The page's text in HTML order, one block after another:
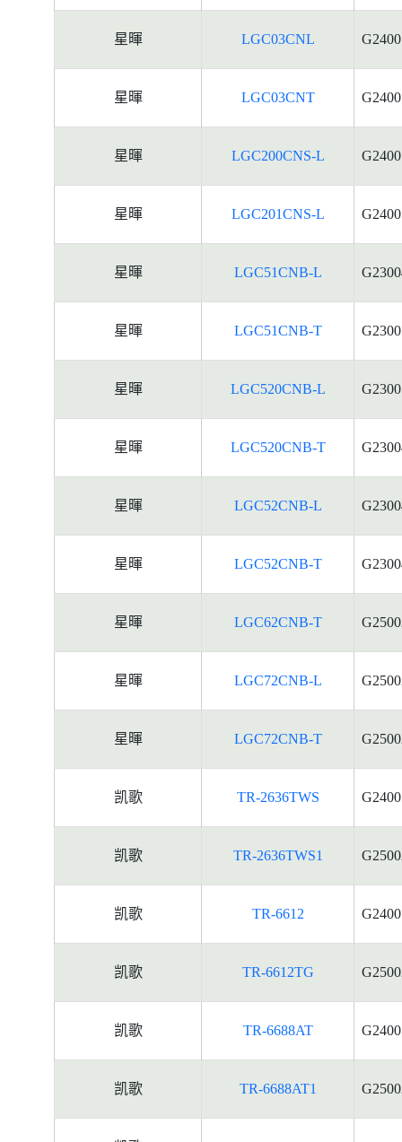
星暉 LGC03CNL
星暉 LGC03CNT
星暉 LGC200CNS-L
星暉 LGC201CNS-L
星暉 LGC51CNB-L
星暉 LGC51CNB-T
星暉 LGC520CNB-L
星暉 LGC520CNB-T
星暉 LGC52CNB-L
星暉 LGC52CNB-T
星暉 LGC62CNB-T
星暉 LGC72CNB-L
星暉 LGC72CNB-T
凯歌 TR-2636TWS
凯歌 TR-2636TWS1
凯歌 TR-6612
凯歌 TR-6612TG
凯歌 TR-6688AT
凯歌 TR-6688AT1